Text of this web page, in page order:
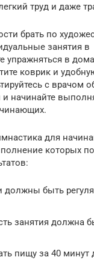
труд и даже
брать по
занятия в
упражняться в
коврик и
с врачом
начинайте
для
которых
должны быть
занятия должна
пищу за 40 минут